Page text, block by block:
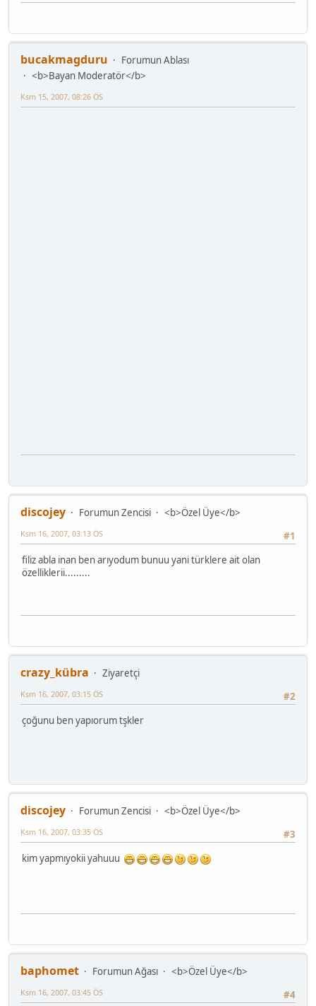
bucakmagduru
Forumun Ablası
<b>Bayan Moderatör</b>
Ksm 15, 2007, 08:26 ÖS
discojey Forumun Zencisi
<b>Özel Üye</b>
#1
Ksm 16, 2007, 03:13 ÖS
filiz abla inan ben arıyodum bunuu yani türklere ait olan
özelliklerii.........
crazy_kübra
Ziyaretçi
#2
Ksm 16, 2007, 03:15 ÖS
çoğunu ben yapıorum tşkler
discojey Forumun Zencisi
<b>Özel Üye</b>
#3
Ksm 16, 2007, 03:35 ÖS
kim yapmıyokii yahuuu
baphomet Forumun Ağası
<b>Özel Üye</b>
#4
Ksm 16, 2007, 03:45 ÖS